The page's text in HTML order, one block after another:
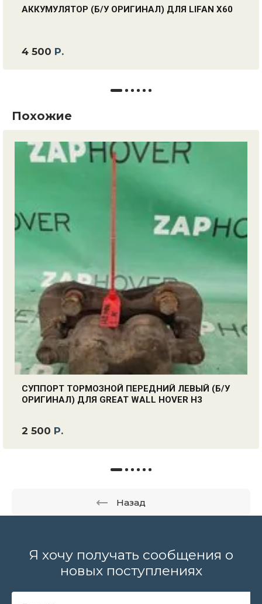
АККУМУЛЯТОР (Б/У ОРИГИНАЛ) ДЛЯ LIFAN X60
4 500 Р.
Похожие
СУППОРТ ТОРМОЗНОЙ ПЕРЕДНИЙ ЛЕВЫЙ (Б/У
ОРИГИНАЛ) ДЛЯ GREAT WALL HOVER H3
2 500 Р.
Назад
Я хочу получать сообщения о
новых поступлениях